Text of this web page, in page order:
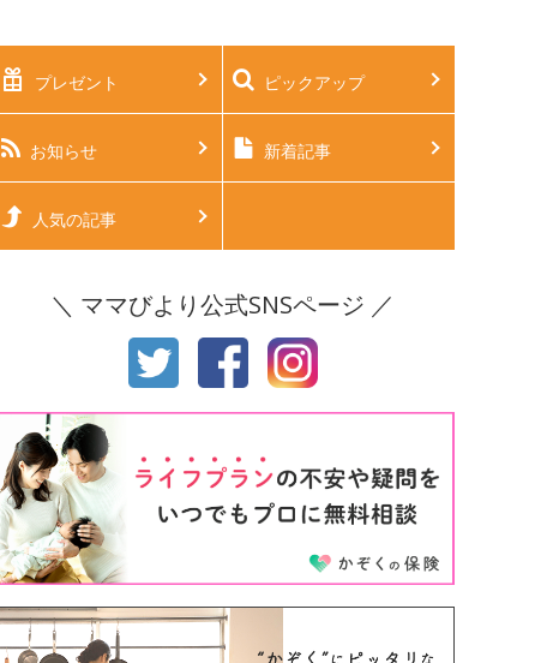
生後2ヶ月 生後3ヶ月
生後4ヶ月 生後5ヶ月
生後6ヶ月
生後11ヶ月
3才 4才
5才 6才
プレゼント ピックアップ
お知らせ 新着記事
人気の記事
＼ ママびより公式SNSページ ／